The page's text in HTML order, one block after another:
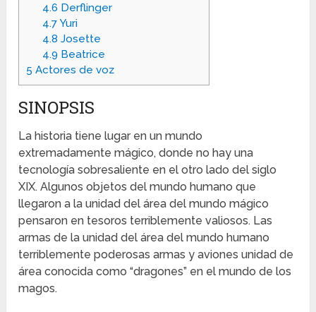
4.6 Derflinger
4.7Yuri
4.8 Josette
4.9 Beatrice
5 Actores de voz
SINOPSIS
La historia tiene lugar en un mundo
extremadamente mágico, donde no hay una
tecnología sobresaliente en el otro lado del siglo
XIX. Algunos objetos del mundo humano que
llegaron a la unidad del área del mundo mágico
pensaron en tesoros terriblemente valiosos. Las
armas de la unidad del área del mundo humano
terriblemente poderosas armas y aviones unidad de
área conocida como “dragones” en el mundo de los
magos.